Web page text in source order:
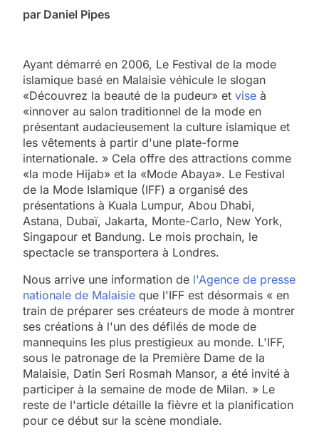
par Daniel Pipes
Ayant démarré en 2006, Le Festival de la mode
islamique basé en Malaisie véhicule le slogan
«Découvrez la beauté de la pudeur» et vise à
«innover au salon traditionnel de la mode en
présentant audacieusement la culture islamique et
les vêtements à partir d'une plate-forme
internationale. » Cela offre des attractions comme
«la mode Hijab» et la «Mode Abaya». Le Festival
de la Mode Islamique (IFF) a organisé des
présentations à Kuala Lumpur, Abou Dhabi,
Astana, Dubaï, Jakarta, Monte-Carlo, New York,
Singapour et Bandung. Le mois prochain, le
spectacle se transportera à Londres.
Nous arrive une information de l'Agence de presse
nationale de Malaisie que l'IFF est désormais « en
train de préparer ses créateurs de mode à montrer
ses créations à l'un des défilés de mode de
mannequins les plus prestigieux au monde. L'IFF,
sous le patronage de la Première Dame de la
Malaisie, Datin Seri Rosmah Mansor, a été invité à
participer à la semaine de mode de Milan. » Le
reste de l'article détaille la fièvre et la planification
pour ce début sur la scène mondiale.